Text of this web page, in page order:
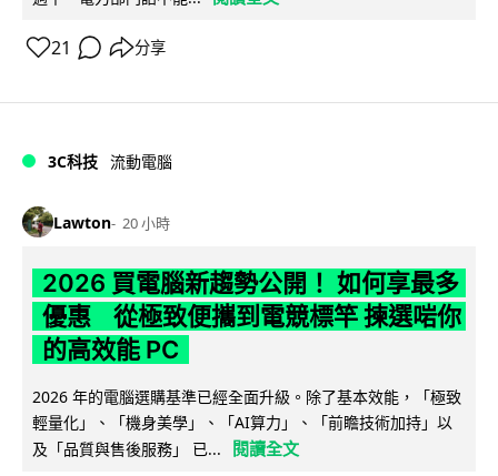
21 分享
3C科技 流動電腦
Lawton 20 小時
2026 買電腦新趨勢公開！ 如何享最多
優惠 從極致便攜到電競標竿 揀選啱你
的高效能 PC
2026 年的電腦選購基準已經全面升級。除了基本效能，「極致
輕量化」、「機身美學」、「AI算力」、「前瞻技術加持」以
及「品質與售後服務」 已...
閱讀全文